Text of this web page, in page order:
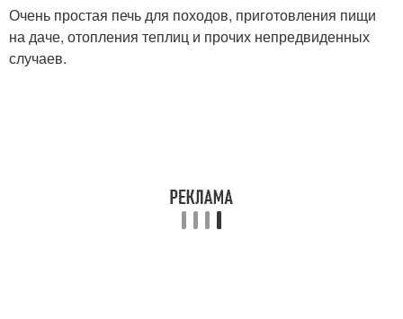
Очень простая печь для походов, приготовления пищи
на даче, отопления теплиц и прочих непредвиденных
случаев.